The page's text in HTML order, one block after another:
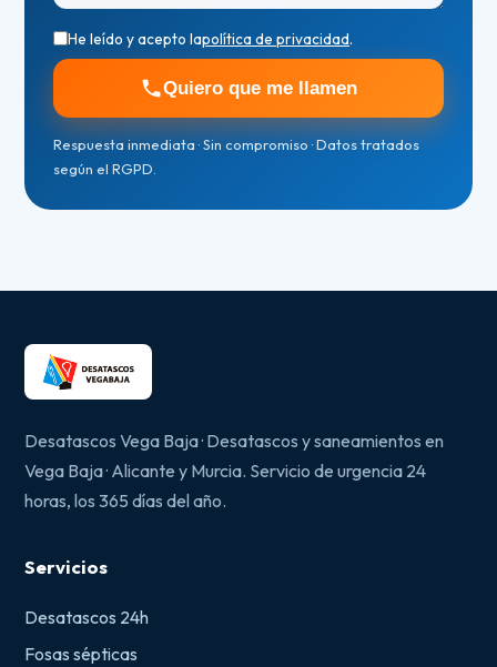
He leído y acepto lapolítica de privacidad.
Quiero que me llamen
Respuesta inmediata · Sin compromiso · Datos tratados
según el RGPD.
Desatascos Vega Baja · Desatascos y saneamientos en
Vega Baja · Alicante y Murcia. Servicio de urgencia 24
horas, los 365 días del año.
Servicios
Desatascos 24h
Fosas sépticas